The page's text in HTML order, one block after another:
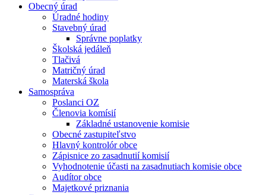
Obecný úrad
Úradné hodiny
Stavebný úrad
Správne poplatky
Školská jedáleň
Tlačivá
Matričný úrad
Materská škola
Samospráva
Poslanci OZ
Členovia komísií
Základné ustanovenie komisie
Obecné zastupiteľstvo
Hlavný kontrolór obce
Zápisnice zo zasadnutií komisií
Vyhodnotenie účasti na zasadnutiach komisie obce
Audítor obce
Majetkové priznania